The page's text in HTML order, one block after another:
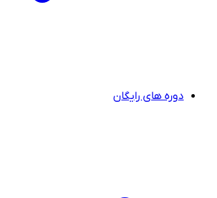
دوره های رایگان